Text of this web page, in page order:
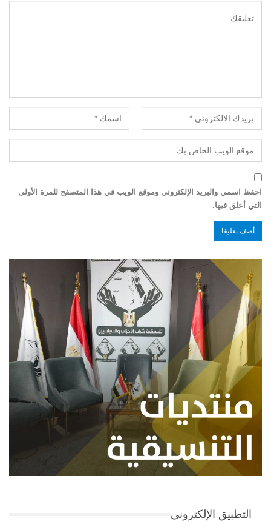
احفظ اسمي والبريد الإلكتروني وموقع الويب في هذا المتصفح للمرة الأولى
التي أعلق فيها.
التطبيق الإلكتروني